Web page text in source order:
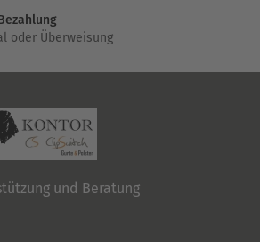
oder Überweisung
und Beratung